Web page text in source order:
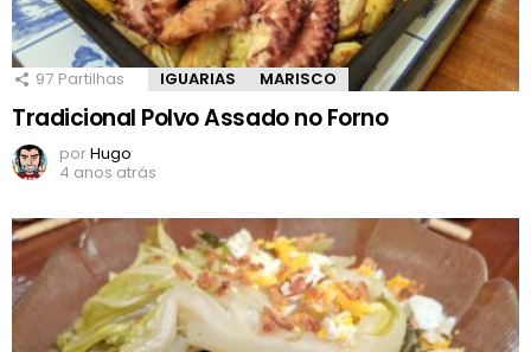
97 Partilhas IGUARIAS MARISCO
Tradicional Polvo Assado no Forno
porHugo
4 anos atrás